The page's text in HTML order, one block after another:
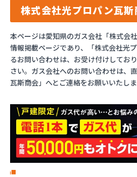
株式会社光プロパン瓦斯
本ページは愛知県のガス会社「株式会
情報掲載ページであり、「株式会社光
るお問い合わせは、お受け付けしてお
さい。ガス会社へのお問い合わせは、
瓦斯商会」へとご連絡をお願いいたしま